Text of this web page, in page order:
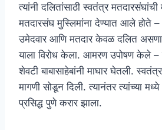
त्यांनी दलितांसाठी स्वतंत्र
मतदारसंघ मुस्लिमांना देण्यात आले होते
उमेदवार आणि मतदार केवळ दलित असणार
याला विरोध केला. आमरण उपोषण केले
शेवटी बाबासाहेबांनी माघार घेतली.
मागणी सोडून दिली. त्यानंतर त्यांच्या
प्रसिद्ध पुणे करार झाला.